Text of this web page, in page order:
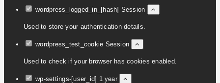
wordpress_logged_in_[hash] Session
Used to store your authentication details.
wordpress_test_cookie Session
Used to check if your browser has cookies enabled.
wp-settings-[user_id] 1 year